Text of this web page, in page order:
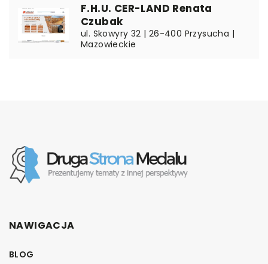
F.H.U. CER-LAND Renata
Czubak
ul. Skowyry 32 | 26-400 Przysucha |
Mazowieckie
NAWIGACJA
BLOG